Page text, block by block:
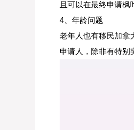
且可以在最终申请枫
4、年龄问题
老年人也有移民加拿
申请人，除非有特别